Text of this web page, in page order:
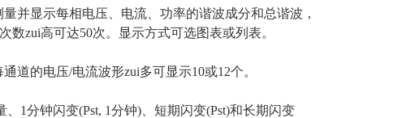
并显示每相电压、电流、功率的谐波成分和总谐波，
数zui高可达50次。显示方式可选图表或列表。
道的电压/电流波形zui多可显示10或12个。
、1分钟闪变(Pst, 1分钟)、短期闪变(Pst)和长期闪变